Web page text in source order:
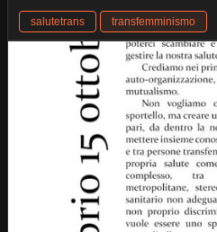
salutetrans transfemminismo